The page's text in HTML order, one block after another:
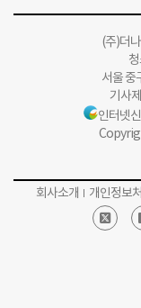
(주)더
서울 중
기사
인터넷
회사소개 개인정보